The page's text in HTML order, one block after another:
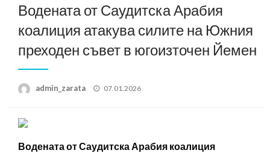
Водената от Саудитска Арабия
коалиция атакува силите на Южния
преходен съвет в югоизточен Йемен
admin_zarata
Posted
07.01.2026
Водената от Саудитска Арабия коалиция